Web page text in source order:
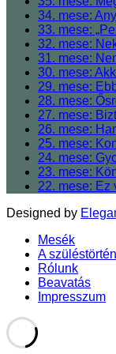
34. mese:
33. mese:
32. mese:
31. mese:
30. mese:
29. mese:
28. mese:
27. mese:
26. mese:
25. mese:
24. mese:
23. mese:
22. mese: Ez
Designed by
Mesék
A
Rólunk
Beavatás
Impresszum